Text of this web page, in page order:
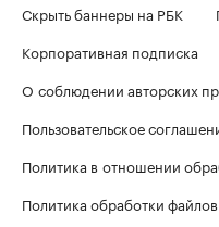
Скрыть баннеры на РБК
Корпоративная подписка
О соблюдении авторских
Пользовательское
Политика в отношении
Политика обработки